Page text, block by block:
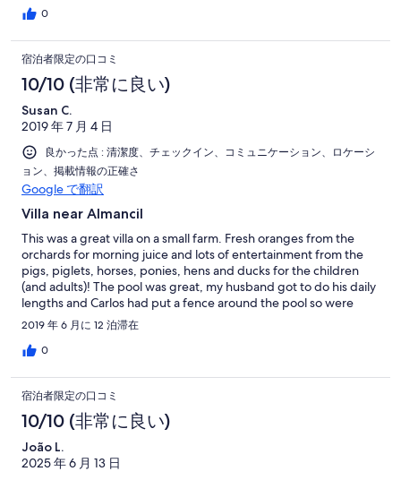
0
宿泊者限定の口コミ
10/10 (非常に良い)
Susan C.
2019 年 7 月 4 日
良かった点 : 清潔度、チェックイン、コミュニケーション、ロケーシ
ョン、掲載情報の正確さ
Google で翻訳
Villa near Almancil
This was a great villa on a small farm. Fresh oranges from the
orchards for morning juice and lots of entertainment from the
pigs, piglets, horses, ponies, hens and ducks for the children
(and adults)! The pool was great, my husband got to do his daily
lengths and Carlos had put a fence around the pool so were
happy the kids were safe. A short drive took us to many beaches
and we had a few nice meals in good restaurants nearby. Carlos
and his wife were great hosts, very helpful and friendly. I would
2019 年 6 月に 12 泊滞在
0
宿泊者限定の口コミ
10/10 (非常に良い)
João L.
2025 年 6 月 13 日